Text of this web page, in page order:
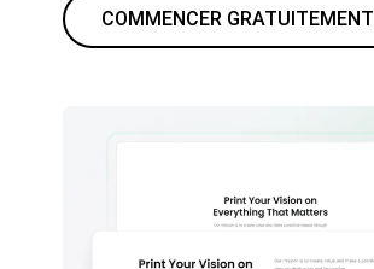
COMMENCER GRATUITEMENT